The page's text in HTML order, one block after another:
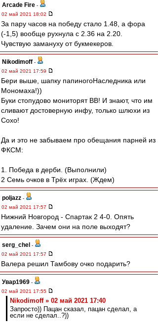
Arcade Fire -
02 май 2021 18:02
За пару часов на победу стало 1.48, а фора
(-1,5) вообще рухнула с 2.36 на 2.20.
Чувствую замануху от букмекеров.
Nikodimoff -
02 май 2021 17:59
Бери выше, шапку папиногоНаследника или
Мономаха!))
Буки стопудово мониторят ВВ! И знают, что им
сливают достоверную инфу, только шлюхи из
Сохо!
Да и это не забываем про обещания парней из
ФКСМ:
1. Победа в дерби. (Выполнили)
2 Семь очков в Трёх играх. (Ждем)
poljazz -
02 май 2021 17:57
Нижний Новгород - Спартак 2 4-0. Опять
удаление. Зачем они на поле выходят?
serg_chel -
02 май 2021 17:57
Валера решил Тамбову очко подарить?
Увар1969 -
02 май 2021 17:55
Nikodimoff » 02 май 2021 17:40
Запросто)) Пацан сказал, пацан сделал, а
если не сделал..?))